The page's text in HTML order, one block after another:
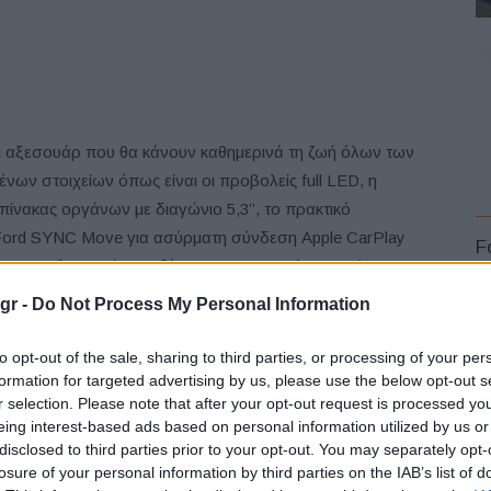
- Do Not Process My Personal Information
opt-out of the sale, sharing to third parties, or processing of your
for targeted advertising by us, please use the below opt-out
selection. Please note that after your opt-out request is processed
interest-based ads based on personal information utilized by us
to third parties prior to your opt-out. You may separately
of your personal information by third parties on the IAB’s list of
αξεσουάρ που θα κάνουν καθημερινά τη ζωή όλων των
στοιχείων όπως είναι οι προβολείς full LED, η
οργάνων με διαγώνιο 5,3’’, το πρακτικό
SYNC Move για ασύρματη σύνδεση Apple CarPlay
οι ζάντες 19’’, και οι ηλεκτρικοί και
στάνταρ μία ολοκληρωμένη σουίτασυστημάτων
όπως είναι για παράδειγμα ηΕπιτήρηση Τυφλών
.